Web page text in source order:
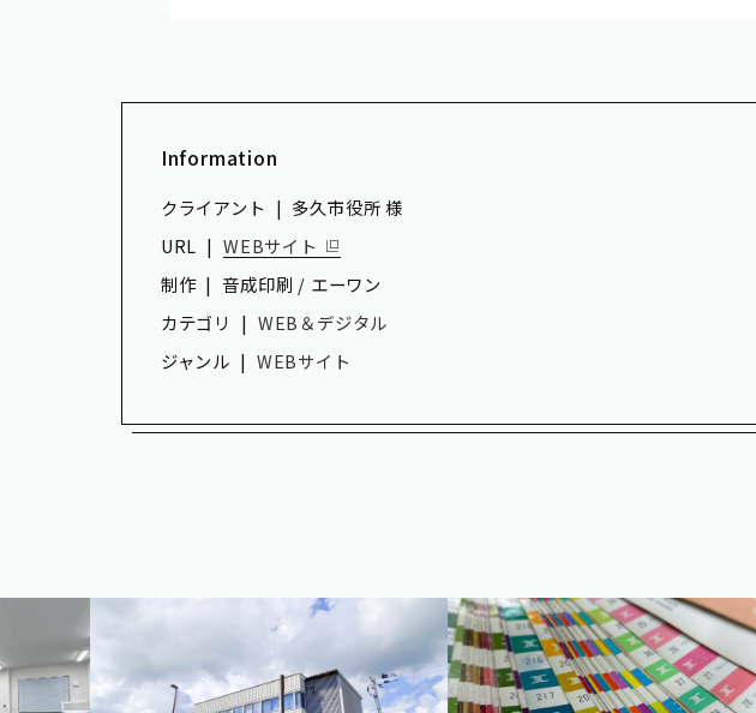
Information
クライアント
多久市役所 様
URL
WEBサイト
制作
音成印刷 / エーワン
カテゴリ
WEB＆デジタル
ジャンル
WEBサイト